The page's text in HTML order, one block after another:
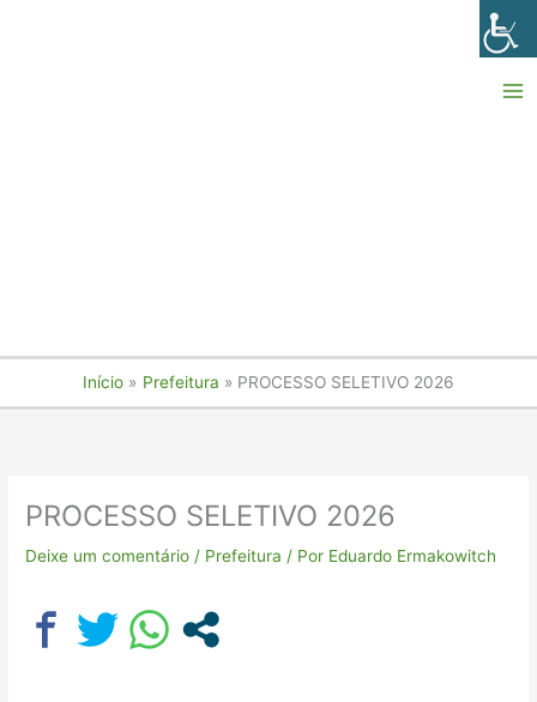
Início Prefeitura PROCESSO SELETIVO 2026
PROCESSO SELETIVO 2026
Deixe um comentário / Prefeitura / Por Eduardo Ermakowitch